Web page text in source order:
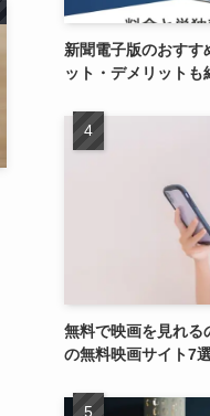
新聞電子版のおすす
ット・デメリットも
無料で映画を見れる
の無料映画サイト7選